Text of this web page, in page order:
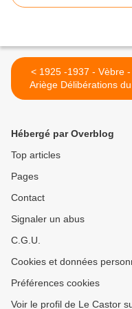
< 1925 -1937 - Vèbre -
Ariège Délibérations du
Conseil municipal 2
Hébergé par Overblog
Top articles
Pages
Contact
Signaler un abus
C.G.U.
Cookies et données
Préférences cookies
Voir le profil de Le Castor